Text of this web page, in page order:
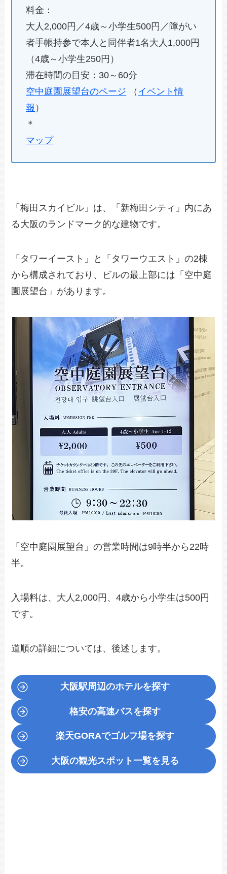
料金：
大人2,000円／4歳～小学生500円／障がい
者手帳持参で本人と同伴者1名大人1,000円
（4歳～小学生250円）
滞在時間の目安：30～60分
空中庭園展望台のページ （ イベント情
報 ）
＊
マップ
「梅田スカイビル」は、「新梅田シティ」内にあ
る大阪のランドマーク的な建物です。
「タワーイースト」と「タワーウエスト」の2棟
から構成されており、ビルの最上部には「空中庭
園展望台」があります。
「空中庭園展望台」の営業時間は9時半から22時
半。
入場料は、大人2,000円、4歳から小学生は500円
です。
道順の詳細については、後述します。
大阪駅周辺のホテルを探す
格安の高速バスを探す
楽天GORAでゴルフ場を探す
大阪の観光スポット一覧を見る